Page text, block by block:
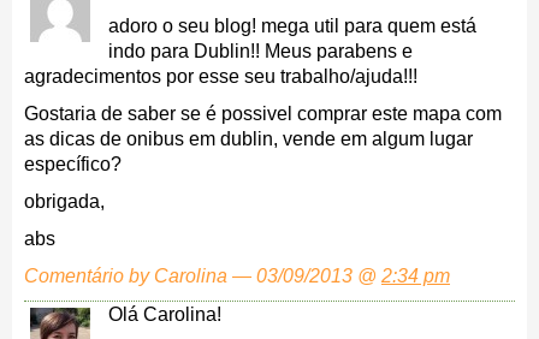
adoro o seu blog! mega util para quem está
indo para Dublin!! Meus parabens e
agradecimentos por esse seu trabalho/ajuda!!!
Gostaria de saber se é possivel comprar este mapa com
as dicas de onibus em dublin, vende em algum lugar
específico?
obrigada,
abs
Comentário by Carolina — 03/09/2013 @ 2:34 pm
Olá Carolina!